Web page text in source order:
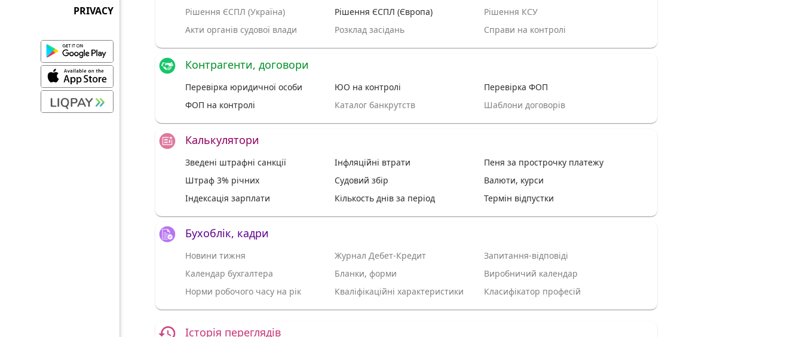
PRIVACY
Рішення ЄСПЛ (Україна)
Рішення ЄСПЛ (Європа)
Рішення КСУ
Акти органів судової влади
Розклад засідань Справи на контролi
Контрагенти, договори
Перевірка юридичної особи ЮО на контролі
Перевірка ФОП
ФОП на контролі
Каталог банкрутств Шаблони договорів
Калькулятори
Зведені штрафні санкції Інфляційні втрати
Пеня за прострочку платежу
Штраф 3% річних
Судовий збір
Валюти, курси
Індексація зарплати
Кількость днів за період Термін відпустки
Бухоблік, кадри
Новини тижня Журнал Дебет-Кредит
Запитання-відповіді
Календар бухгалтера
Бланки, форми
Виробничий календар
Норми робочого часу на рік
Кваліфікаційнi характеристики Класифікатор професій
Історія переглядів